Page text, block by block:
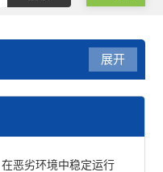
展开
恶劣环境中稳定运行